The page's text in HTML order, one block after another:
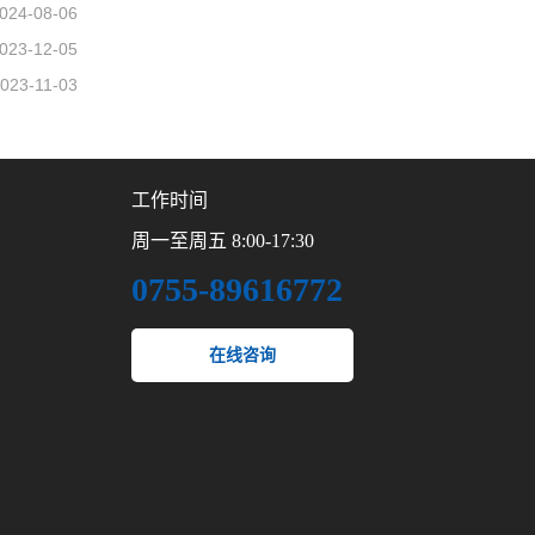
08-06
12-05
11-03
工作时间
周一至周五 8:00-17:30
0755-89616772
在线咨询